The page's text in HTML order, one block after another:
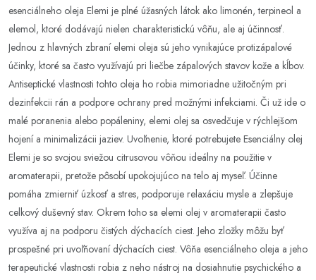
esenciálneho oleja Elemi je plné úžasných látok ako limonén, terpineol a
elemol, ktoré dodávajú nielen charakteristickú vôňu, ale aj účinnosť.
Jednou z hlavných zbraní elemi oleja sú jeho vynikajúce protizápalové
účinky, ktoré sa často využívajú pri liečbe zápalových stavov kože a kĺbov.
Antiseptické vlastnosti tohto oleja ho robia mimoriadne užitočným pri
dezinfekcii rán a podpore ochrany pred možnými infekciami. Či už ide o
malé poranenia alebo popáleniny, elemi olej sa osvedčuje v rýchlejšom
hojení a minimalizácii jaziev. Uvoľnenie, ktoré potrebujete Esenciálny olej
Elemi je so svojou sviežou citrusovou vôňou ideálny na použitie v
aromaterapii, pretože pôsobí upokojujúco na telo aj myseľ. Účinne
pomáha zmierniť úzkosť a stres, podporuje relaxáciu mysle a zlepšuje
celkový duševný stav. Okrem toho sa elemi olej v aromaterapii často
využíva aj na podporu čistých dýchacích ciest. Jeho zložky môžu byť
prospešné pri uvoľňovaní dýchacích ciest. Vôňa esenciálneho oleja a jeho
terapeutické vlastnosti robia z neho nástroj na dosiahnutie psychického a